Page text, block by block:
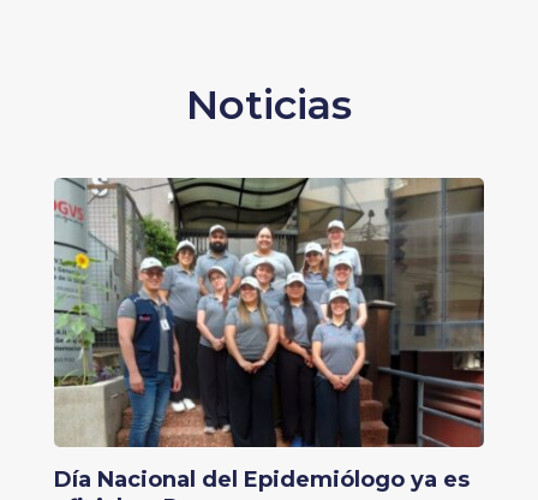
Noticias
Día Nacional del Epidemiólogo ya es